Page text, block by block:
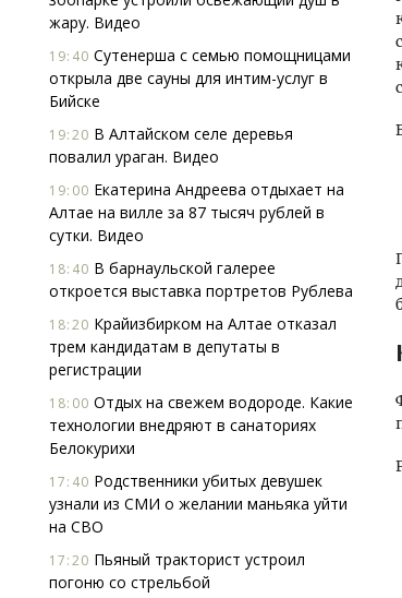
жару. Видео
19:40 Сутенерша с семью помощницами
открыла две сауны для интим-услуг в
Бийске
19:20 В Алтайском селе деревья
повалил ураган. Видео
19:00 Екатерина Андреева отдыхает на
Алтае на вилле за 87 тысяч рублей в
сутки. Видео
18:40 В барнаульской галерее
откроется выставка портретов Рублева
18:20 Крайизбирком на Алтае отказал
трем кандидатам в депутаты в
регистрации
18:00 Отдых на свежем водороде. Какие
технологии внедряют в санаториях
Белокурихи
17:40 Родственники убитых девушек
узнали из СМИ о желании маньяка уйти
на СВО
17:20 Пьяный тракторист устроил
погоню со стрельбой